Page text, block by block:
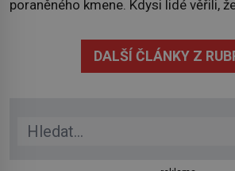
poraněného kmene. Kdysi lidé věřili,
lidstvo pracovalo. Chrání strom před
vysycháním. Dá se říct, že je to
DALŠÍ ČLÁNKY Z